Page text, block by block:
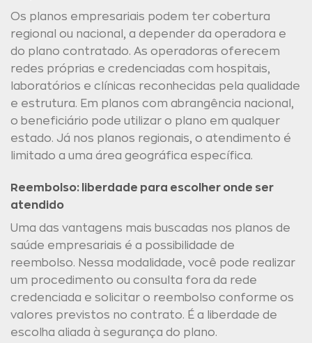
Os planos empresariais podem ter cobertura
regional ou nacional, a depender da operadora e
do plano contratado. As operadoras oferecem
redes próprias e credenciadas com hospitais,
laboratórios e clínicas reconhecidas pela qualidade
e estrutura. Em planos com abrangência nacional,
o beneficiário pode utilizar o plano em qualquer
estado. Já nos planos regionais, o atendimento é
limitado a uma área geográfica específica.
Reembolso: liberdade para escolher onde ser
atendido
Uma das vantagens mais buscadas nos planos de
saúde empresariais é a possibilidade de
reembolso. Nessa modalidade, você pode realizar
um procedimento ou consulta fora da rede
credenciada e solicitar o reembolso conforme os
valores previstos no contrato. É a liberdade de
escolha aliada à segurança do plano.